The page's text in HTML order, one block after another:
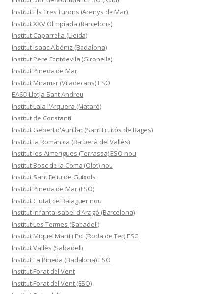
Institut Els Tres Turons (Arenys de Mar)
Institut XXV Olimpíada (Barcelona)
Institut Caparrella (Lleida)
Institut Isaac Albéniz (Badalona)
Institut Pere Fontdevila (Gironella)
Institut Pineda de Mar
Institut Miramar (Viladecans) ESO
EASD Llotja Sant Andreu
Institut Laia l'Arquera (Mataró)
Institut de Constantí
Institut Gebert d'Aurillac (Sant Fruitós de Bages)
Institut la Romànica (Barberà del Vallès)
Institut les Aimerigues (Terrassa) ESO nou
Institut Bosc de la Coma (Olot) nou
Institut Sant Feliu de Guíxols
Institut Pineda de Mar (ESO)
Institut Ciutat de Balaguer nou
Institut Infanta Isabel d'Aragó (Barcelona)
Institut Les Termes (Sabadell)
Institut Miquel Martí i Pol (Roda de Ter) ESO
Institut Vallès (Sabadell)
Institut La Pineda (Badalona) ESO
Institut Forat del Vent
Institut Forat del Vent (ESO)